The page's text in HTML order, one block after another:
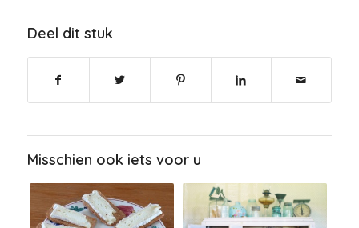
Deel dit stuk
Misschien ook iets voor u